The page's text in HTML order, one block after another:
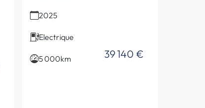
2025
Electrique
5 000km 39 140 €